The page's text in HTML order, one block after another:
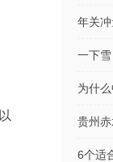
年关
为什
贵州
6个适